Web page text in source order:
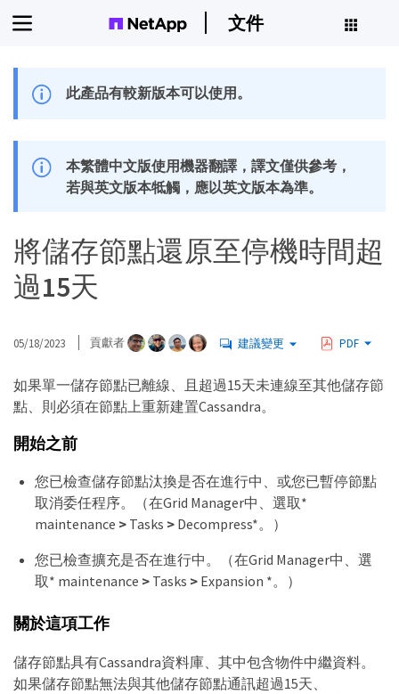
文件
此產品有較新版本可以使用。
本繁體中文版使用機器翻譯，譯文僅供參考，
若與英文版本牴觸，應以英文版本為準。
將儲存節點還原至停機時間超
過15天
05/18/2023 貢獻者 建議變更 PDF
如果單一儲存節點已離線、且超過15天未連線至其他儲存節
點、則必須在節點上重新建置Cassandra。
開始之前
您已檢查儲存節點汰換是否在進行中、或您已暫停節點
取消委任程序。（在Grid Manager中、選取*
maintenance >Tasks >Decompress*。）
您已檢查擴充是否在進行中。（在Grid Manager中、選
取* maintenance >Tasks >Expansion *。）
關於這項工作
儲存節點具有Cassandra資料庫、其中包含物件中繼資料。
如果儲存節點無法與其他儲存節點通訊超過15天、